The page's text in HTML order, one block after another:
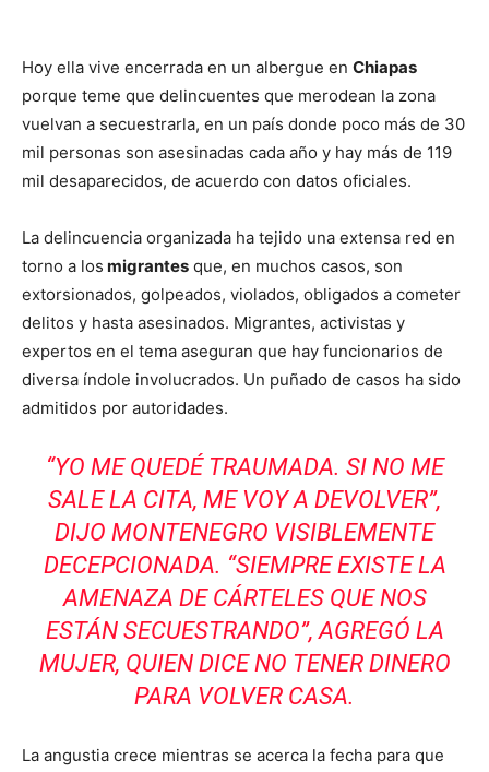
Hoy ella vive encerrada en un albergue en Chiapas
porque teme que delincuentes que merodean la zona
vuelvan a secuestrarla, en un país donde poco más de 30
mil personas son asesinadas cada año y hay más de 119
mil desaparecidos, de acuerdo con datos oficiales.
La delincuencia organizada ha tejido una extensa red en
torno a los migrantes que, en muchos casos, son
extorsionados, golpeados, violados, obligados a cometer
delitos y hasta asesinados. Migrantes, activistas y
expertos en el tema aseguran que hay funcionarios de
diversa índole involucrados. Un puñado de casos ha sido
admitidos por autoridades.
“YO ME QUEDÉ TRAUMADA. SI NO ME
SALE LA CITA, ME VOY A DEVOLVER”,
DIJO MONTENEGRO VISIBLEMENTE
DECEPCIONADA. “SIEMPRE EXISTE LA
AMENAZA DE CÁRTELES QUE NOS
ESTÁN SECUESTRANDO”, AGREGÓ LA
MUJER, QUIEN DICE NO TENER DINERO
PARA VOLVER CASA.
La angustia crece mientras se acerca la fecha para que